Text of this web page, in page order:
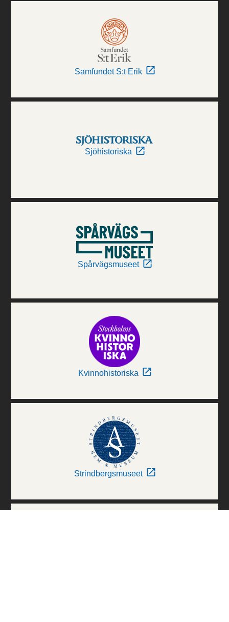
Samfundet S:t Erik
Sjöhistoriska
Spårvägsmuseet
Kvinnohistoriska
Strindbergsmuseet